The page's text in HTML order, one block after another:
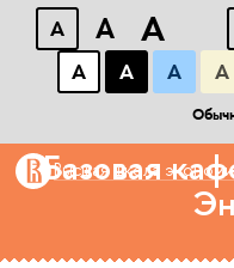
A A A
А
А А А
Высшая школа
Департамент
Базовая